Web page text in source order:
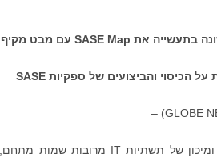
בתעשייה את SASE Map עם מבט
הכיסוי והביצועים של ספקיות SASE